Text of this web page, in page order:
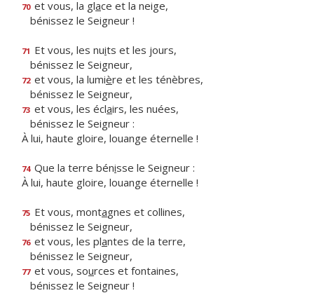
70 et vous, la glace et la neige,
bénissez le Seigneur !
71 Et vous, les nuits et les jours,
bénissez le Seigneur,
72 et vous, la lumière et les ténèbres,
bénissez le Seigneur,
73 et vous, les éclairs, les nuées,
bénissez le Seigneur :
À lui, haute gloire, louange éternelle !
74 Que la terre bénisse le Seigneur :
À lui, haute gloire, louange éternelle !
75 Et vous, montagnes et collines,
bénissez le Seigneur,
76 et vous, les plantes de la terre,
bénissez le Seigneur,
77 et vous, sources et fontaines,
bénissez le Seigneur !